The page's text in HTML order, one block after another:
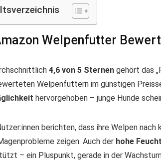
Welpenfutter
4,6 von 5 Sternen gehört das
Welpenfuttern im günstigen
hervorgehoben – junge Hunde
berichten, dass ihre Welpen
zeigen. Auch der hohe
– ein Pluspunkt, gerade in der